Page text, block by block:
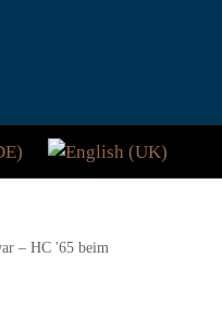
– HC '65 beim